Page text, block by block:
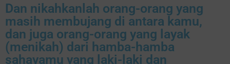
Dan nikahkanlah orang-orang yang
masih membujang di antara kamu,
dan juga orang-orang yang layak
(menikah) dari hamba-hamba
sahayamu yang laki-laki dan